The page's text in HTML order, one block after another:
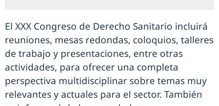
El XXX Congreso de Derecho Sanitario incluirá
reuniones, mesas redondas, coloquios, talleres
de trabajo y presentaciones, entre otras
actividades, para ofrecer una completa
perspectiva multidisciplinar sobre temas muy
relevantes y actuales para el sector. También